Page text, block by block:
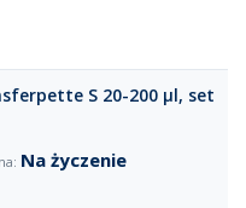
S 20-200 µl, set
Na życzenie